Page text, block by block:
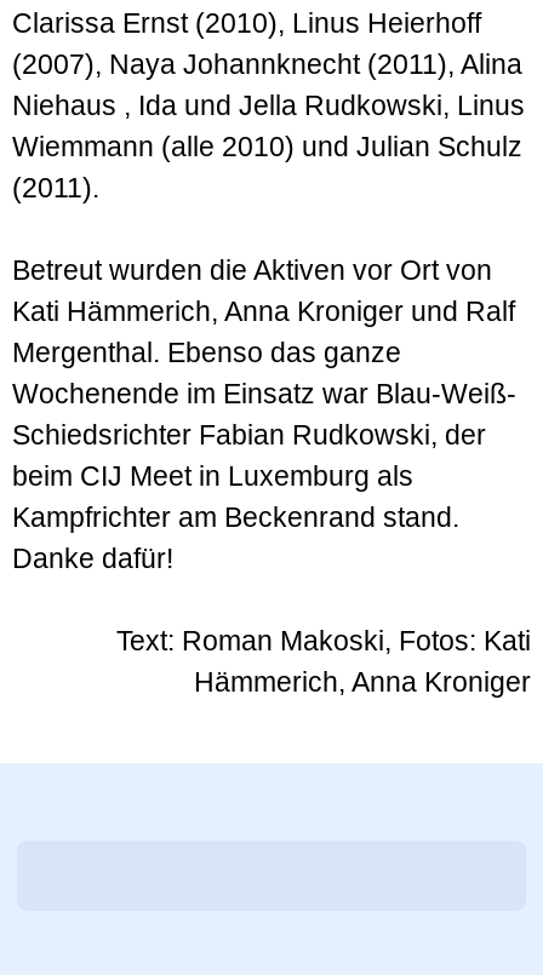
Clarissa Ernst (2010), Linus Heierhoff
(2007), Naya Johannknecht (2011), Alina
Niehaus , Ida und Jella Rudkowski, Linus
Wiemmann (alle 2010) und Julian Schulz
(2011).
Betreut wurden die Aktiven vor Ort von
Kati Hämmerich, Anna Kroniger und Ralf
Mergenthal. Ebenso das ganze
Wochenende im Einsatz war Blau-Weiß-
Schiedsrichter Fabian Rudkowski, der
beim CIJ Meet in Luxemburg als
Kampfrichter am Beckenrand stand.
Danke dafür!
Text: Roman Makoski, Fotos: Kati
Hämmerich, Anna Kroniger